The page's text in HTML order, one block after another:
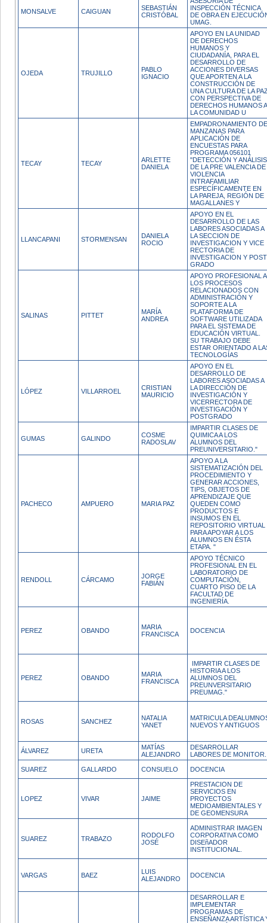
MONSALVE CAIGUAN
SEBASTIÁN
CRISTÓBAL
INSPECCIÓN TÉCNICA
DE OBRA EN
UMAG.
OJEDA TRUJILLO
PABLO
IGNACIO
APOYO EN LA UNIDAD
DE DERECHOS
HUMANOS Y
CIUDADANÍA, PARA EL
DESARROLLO DE
ACCIONES DIVERSAS
QUE APORTEN A LA
CONSTRUCCIÓN DE
UNA CULTURA DE LA
CON PERSPECTIVA DE
DERECHOS HUMANOS A
LA COMUNIDAD U
TECAY TECAY
ARLETTE
DANIELA
EMPADRONAMIENTO DE
MANZANAS PARA
APLICACIÓN DE
ENCUESTAS PARA
PROGRAMA 056101
"DETECCIÓN Y ANÁLISIS
DE LA PRE VALENCIA DE
VIOLENCIA
INTRAFAMILIAR
ESPECÍFICAMENTE EN
LA PAREJA, REGIÓN DE
MAGALLANES Y
LLANCAPANI STORMENSAN
DANIELA
ROCIO
APOYO EN EL
DESARROLLO DE LAS
LABORES ASOCIADAS A
LA SECCION DE
INVESTIGACION Y VICE
RECTORIA DE
INVESTIGACION Y POST
GRADO
SALINAS PITTET
MARÍA
ANDREA
APOYO PROFESIONAL A
LOS PROCESOS
RELACIONADOS CON
ADMINISTRACIÓN Y
SOPORTE A LA
PLATAFORMA DE
SOFTWARE UTILIZADA
PARA EL SISTEMA DE
EDUCACIÓN VIRTUAL.
SU TRABAJO DEBE
ESTAR ORIENTADO A
TECNOLOGÍAS
LÓPEZ VILLARROEL
CRISTIAN
MAURICIO
APOYO EN EL
DESARROLLO DE
LABORES ASOCIADAS A
LA DIRECCIÓN DE
INVESTIGACIÓN Y
VICERRECTORA DE
INVESTIGACIÓN Y
POSTGRADO
GUMAS GALINDO
COSME
RADOSLAV
IMPARTIR CLASES DE
QUIMICA A LOS
ALUMNOS DEL
PREUNIVERSITARIO."
PACHECO AMPUERO MARIA PAZ
APOYO A LA
SISTEMATIZACIÓN DEL
PROCEDIMIENTO Y
GENERAR ACCIONES,
TIPS, OBJETOS DE
APRENDIZAJE QUE
QUEDEN COMO
PRODUCTOS E
INSUMOS EN EL
REPOSITORIO VIRTUAL
PARA APOYAR A LOS
ALUMNOS EN ÉSTA
ETAPA. "
RENDOLL CÁRCAMO
JORGE
FABIÁN
APOYO TÉCNICO
PROFESIONAL EN EL
LABORATORIO DE
COMPUTACIÓN,
CUARTO PISO DE LA
FACULTAD DE
INGENIERÍA.
PEREZ OBANDO
MARIA
FRANCISCA
DOCENCIA
PEREZ OBANDO
MARIA
FRANCISCA
IMPARTIR CLASES DE
HISTORIA A LOS
ALUMNOS DEL
PREUNVERSITARIO
PREUMAG."
ROSAS SANCHEZ
NATALIA
YANET
MATRICULA
NUEVOS Y ANTIGUOS
ÁLVAREZ URETA
MATÍAS
ALEJANDRO
DESARROLLAR
LABORES DE MONITOR.
SUAREZ GALLARDO CONSUELO DOCENCIA
LOPEZ VIVAR JAIME
PRESTACION DE
SERVICIOS EN
PROYECTOS
MEDIOAMBIENTALES Y
DE GEOMENSURA
SUAREZ TRABAZO
RODOLFO
JOSÉ
ADMINISTRAR IMAGEN
CORPORATIVA COMO
DISEñADOR
INSTITUCIONAL.
VARGAS BAEZ
LUIS
ALEJANDRO
DOCENCIA
DESARROLLAR E
IMPLEMENTAR
PROGRAMAS DE
ENSEÑANZA ARTÍSTICA